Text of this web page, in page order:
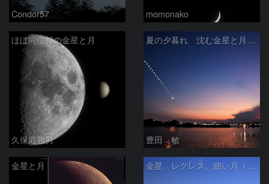
Condor57 momonako
ほぼ同位相の金星と月
久保庭敦男
夏の夕暮れ 沈む金星と月 2026/7/20
豊田 敏
金星と月 金星、レグレス、細い月（７月１６日）